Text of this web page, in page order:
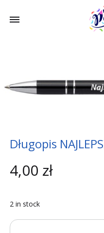
Długopis
4,00 zł
2 in stock
Quantity